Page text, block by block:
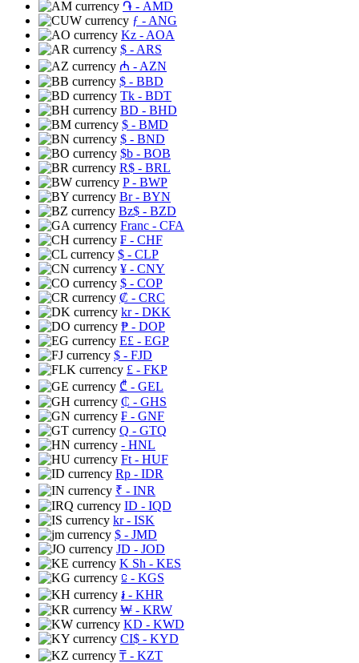
֏ - AMD
ƒ - ANG
Kz - AOA
$ - ARS
₼ - AZN
$ - BBD
Tk - BDT
BD - BHD
$ - BMD
$ - BND
$b - BOB
R$ - BRL
P- BWP
Br- BYN
Bz$ - BZD
Franc - CFA
₣ - CHF
$ - CLP
¥ - CNY
$ - COP
₡ - CRC
kr- DKK
₱ - DOP
E£ - EGP
$ - FJD
£ - FKP
₾ - GEL
₵ - GHS
₣ - GNF
Q - GTQ
- HNL
Ft - HUF
Rp - IDR
₹ - INR
ID - IQD
kr- ISK
$ - JMD
JD - JOD
K Sh - KES
⃀ - KGS
៛ - KHR
₩ - KRW
KD - KWD
CI$ - KYD
₸ - KZT